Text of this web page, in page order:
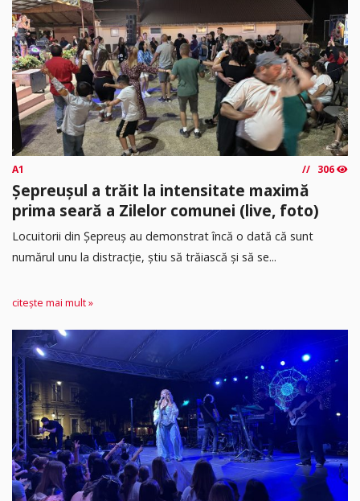
A1 306
Șepreușul a trăit la intensitate maximă
prima seară a Zilelor comunei (live, foto)
Locuitorii din Șepreuș au demonstrat încă o dată că sunt
numărul unu la distracție, știu să trăiască și să se...
citește mai mult »